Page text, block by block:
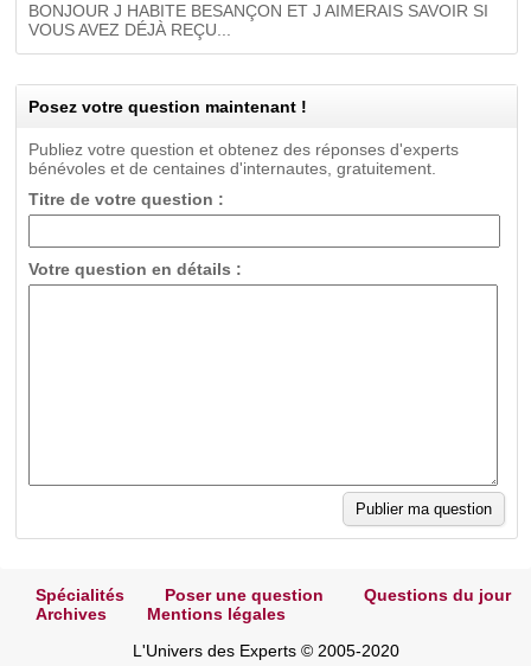
BONJOUR J HABITE BESANÇON ET J AIMERAIS SAVOIR SI
VOUS AVEZ DÉJÀ REÇU...
Posez votre question maintenant !
Publiez votre question et obtenez des réponses d'experts
bénévoles et de centaines d'internautes, gratuitement.
Titre de votre question :
Votre question en détails :
Spécialités Poser une question
Questions du jour
Archives
Mentions légales
L'Univers des Experts © 2005-2020